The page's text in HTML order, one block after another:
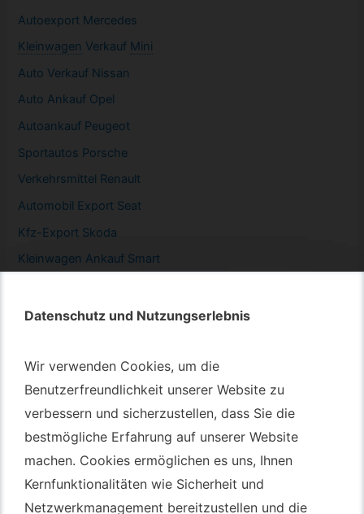
Datenschutz und Nutzungserlebnis
Wir verwenden Cookies, um die
Benutzerfreundlichkeit unserer Website zu
verbessern und sicherzustellen, dass Sie die
bestmögliche Erfahrung auf unserer Website
machen. Cookies ermöglichen es uns, Ihnen
Kernfunktionalitäten wie Sicherheit und
Netzwerkmanagement bereitzustellen und die
Datenschutz und Nutzungserlebnis
Wir verwenden Cookies, um die
Benutzerfreundlichkeit unserer Website zu
verbessern und sicherzustellen, dass Sie die
bestmögliche Erfahrung auf unserer Website
machen. Cookies ermöglichen es uns, Ihnen
Kernfunktionalitäten wie Sicherheit und
Netzwerkmanagement bereitzustellen und die
Autoexport Mercedes
Kleinwagen Verkauf Mini
Auto Verkauf Nissan
Auto Ankauf Opel
Autoankauf Peugeot
Sportautos Porsche
Verkehrsmittel Renault
Automobil Export Seat
Kfz-Export Skoda
Kleinwagen Ankauf Smart
Autotransport Bochum
Autotransport Düsseldorf
Autotransport Essen
Autoexport Gelsenkirchen
Autoexport Herne